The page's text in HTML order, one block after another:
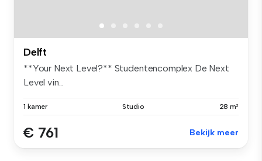
Delft
**Your Next Level?** Studentencomplex De Next
Level vin...
1 kamer Studio 28 m²
€ 761 Bekijk meer